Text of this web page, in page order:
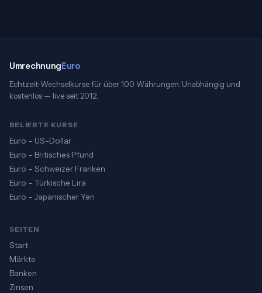
UmrechnungEuro
Echtzeit-Wechselkurse für über 100 Währungen. Unabhängig und
kostenlos — live seit 2012.
BELIEBTE KURSE
Euro – US-Dollar
Euro – Britisches Pfund
Euro – Schweizer Franken
Euro – Türkische Lira
Euro – Japanischer Yen
SEITEN
Start
Märkte
Banken
Zinsen